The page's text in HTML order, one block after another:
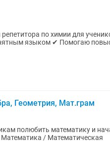
Геометрия, Мат.грам
полюбить математику и